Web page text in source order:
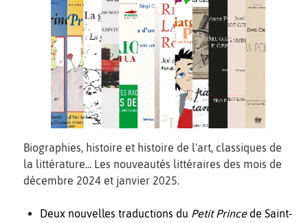
Biographies, histoire et histoire de l'art, classiques de
la littérature... Les nouveautés littéraires des mois de
décembre 2024 et janvier 2025.
Deux nouvelles traductions du Petit Princede Saint-